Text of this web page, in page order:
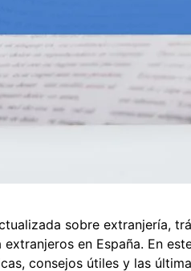
sobre extranjería,
en España. En
consejos útiles y las